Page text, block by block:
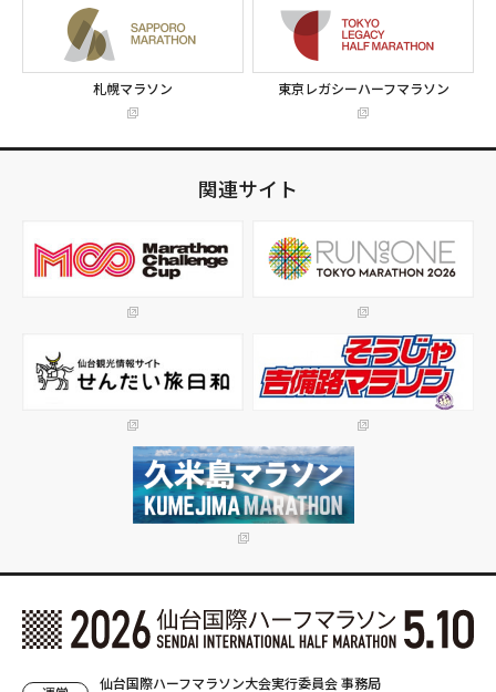
札幌マラソン 東京レガシーハーフマラソン
関連サイト
仙台国際ハーフマラソン大会実行委員会 事務局